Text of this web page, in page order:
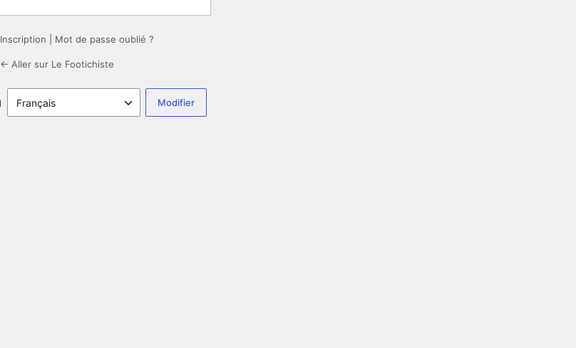
Inscription Mot de passe oublié ?
← Aller sur Le Footichiste
Langue